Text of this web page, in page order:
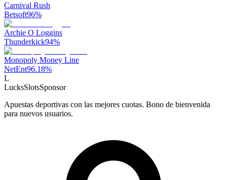
Carnival Rush
Betsoft96%
Archie O Loggins
Thunderkick94%
Monopoly Money Line
NetEnt96.18%
L
LucksSlotsSponsor
Apuestas deportivas con las mejores cuotas. Bono de bienvenida
para nuevos usuarios.